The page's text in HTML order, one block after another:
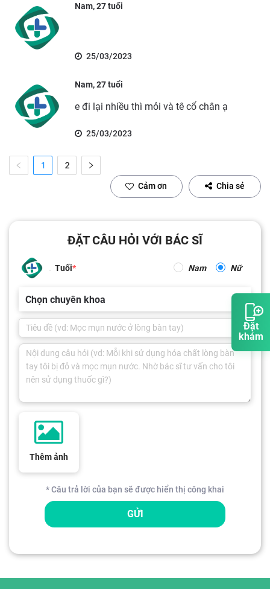
Đặt
khám
Nam, 27 tuổi
25/03/2023
Nam, 27 tuổi
e đi lại nhiều thì mỏi và tê cổ chân ạ
25/03/2023
1 2
Cảm ơn Chia sẻ
ĐẶT CÂU HỎI VỚI BÁC SĨ
Tuổi Nam Nữ
Chọn chuyên khoa
Thêm ảnh
* Câu trả lời của bạn sẽ được hiển thị công khai
GỬI